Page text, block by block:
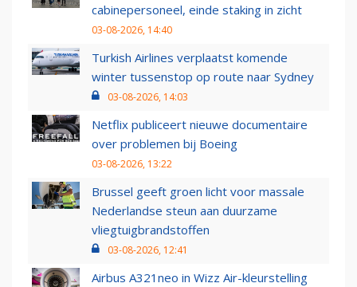
cabinepersoneel, einde staking in zicht
03-08-2026, 14:40
Turkish Airlines verplaatst komende
winter tussenstop op route naar Sydney
03-08-2026, 14:03
Netflix publiceert nieuwe documentaire
over problemen bij Boeing
03-08-2026, 13:22
Brussel geeft groen licht voor massale
Nederlandse steun aan duurzame
vliegtuigbrandstoffen
03-08-2026, 12:41
Airbus A321neo in Wizz Air-kleurstelling